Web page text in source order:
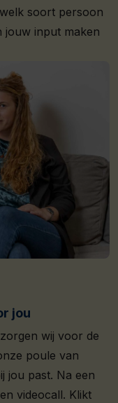
soort persoon
jouw input maken
jou
wij voor de
poule van
jou past. Na een
videocall. Klikt